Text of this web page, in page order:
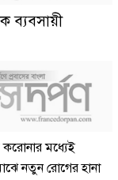
ব্যবসায়ী
করোনার মধ্যেই
নতুন রোগের হানা